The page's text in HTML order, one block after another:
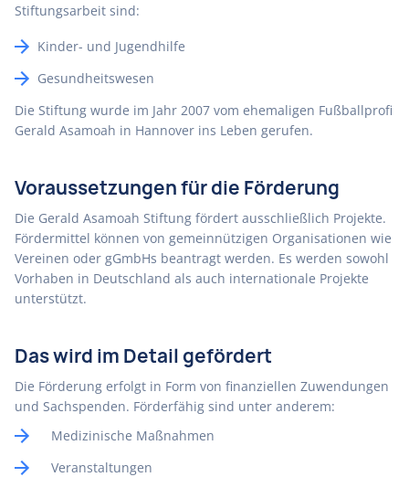
Stiftungsarbeit sind:
Kinder- und Jugendhilfe
Gesundheitswesen
Die Stiftung wurde im Jahr 2007 vom ehemaligen Fußballprofi
Gerald Asamoah in Hannover ins Leben gerufen.
Voraussetzungen für die Förderung
Die Gerald Asamoah Stiftung fördert ausschließlich Projekte.
Fördermittel können von gemeinnützigen Organisationen wie
Vereinen oder gGmbHs beantragt werden. Es werden sowohl
Vorhaben in Deutschland als auch internationale Projekte
unterstützt.
Das wird im Detail gefördert
Die Förderung erfolgt in Form von finanziellen Zuwendungen
und Sachspenden. Förderfähig sind unter anderem:
Medizinische Maßnahmen
Veranstaltungen